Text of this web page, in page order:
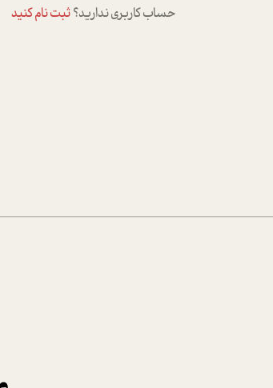
حساب کاربری ندارید؟ثبت نام کنید